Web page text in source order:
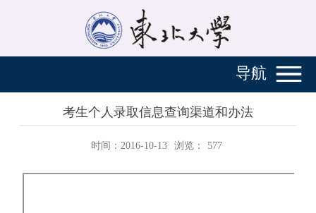
导航
考生个人录取信息查询渠道和办法
时间：2016-10-13 浏览： 577